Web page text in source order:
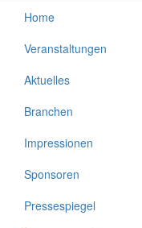
Home
Veranstaltungen
Aktuelles
Branchen
Impressionen
Sponsoren
Pressespiegel